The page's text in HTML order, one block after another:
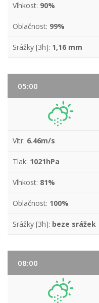
Vlhkost: 90%
Oblačnost: 99%
Srážky [3h]: 1,16 mm
05:00
Vítr: 6.46m/s
Tlak: 1021hPa
Vlhkost: 81%
Oblačnost: 100%
Srážky [3h]: beze srážek
08:00